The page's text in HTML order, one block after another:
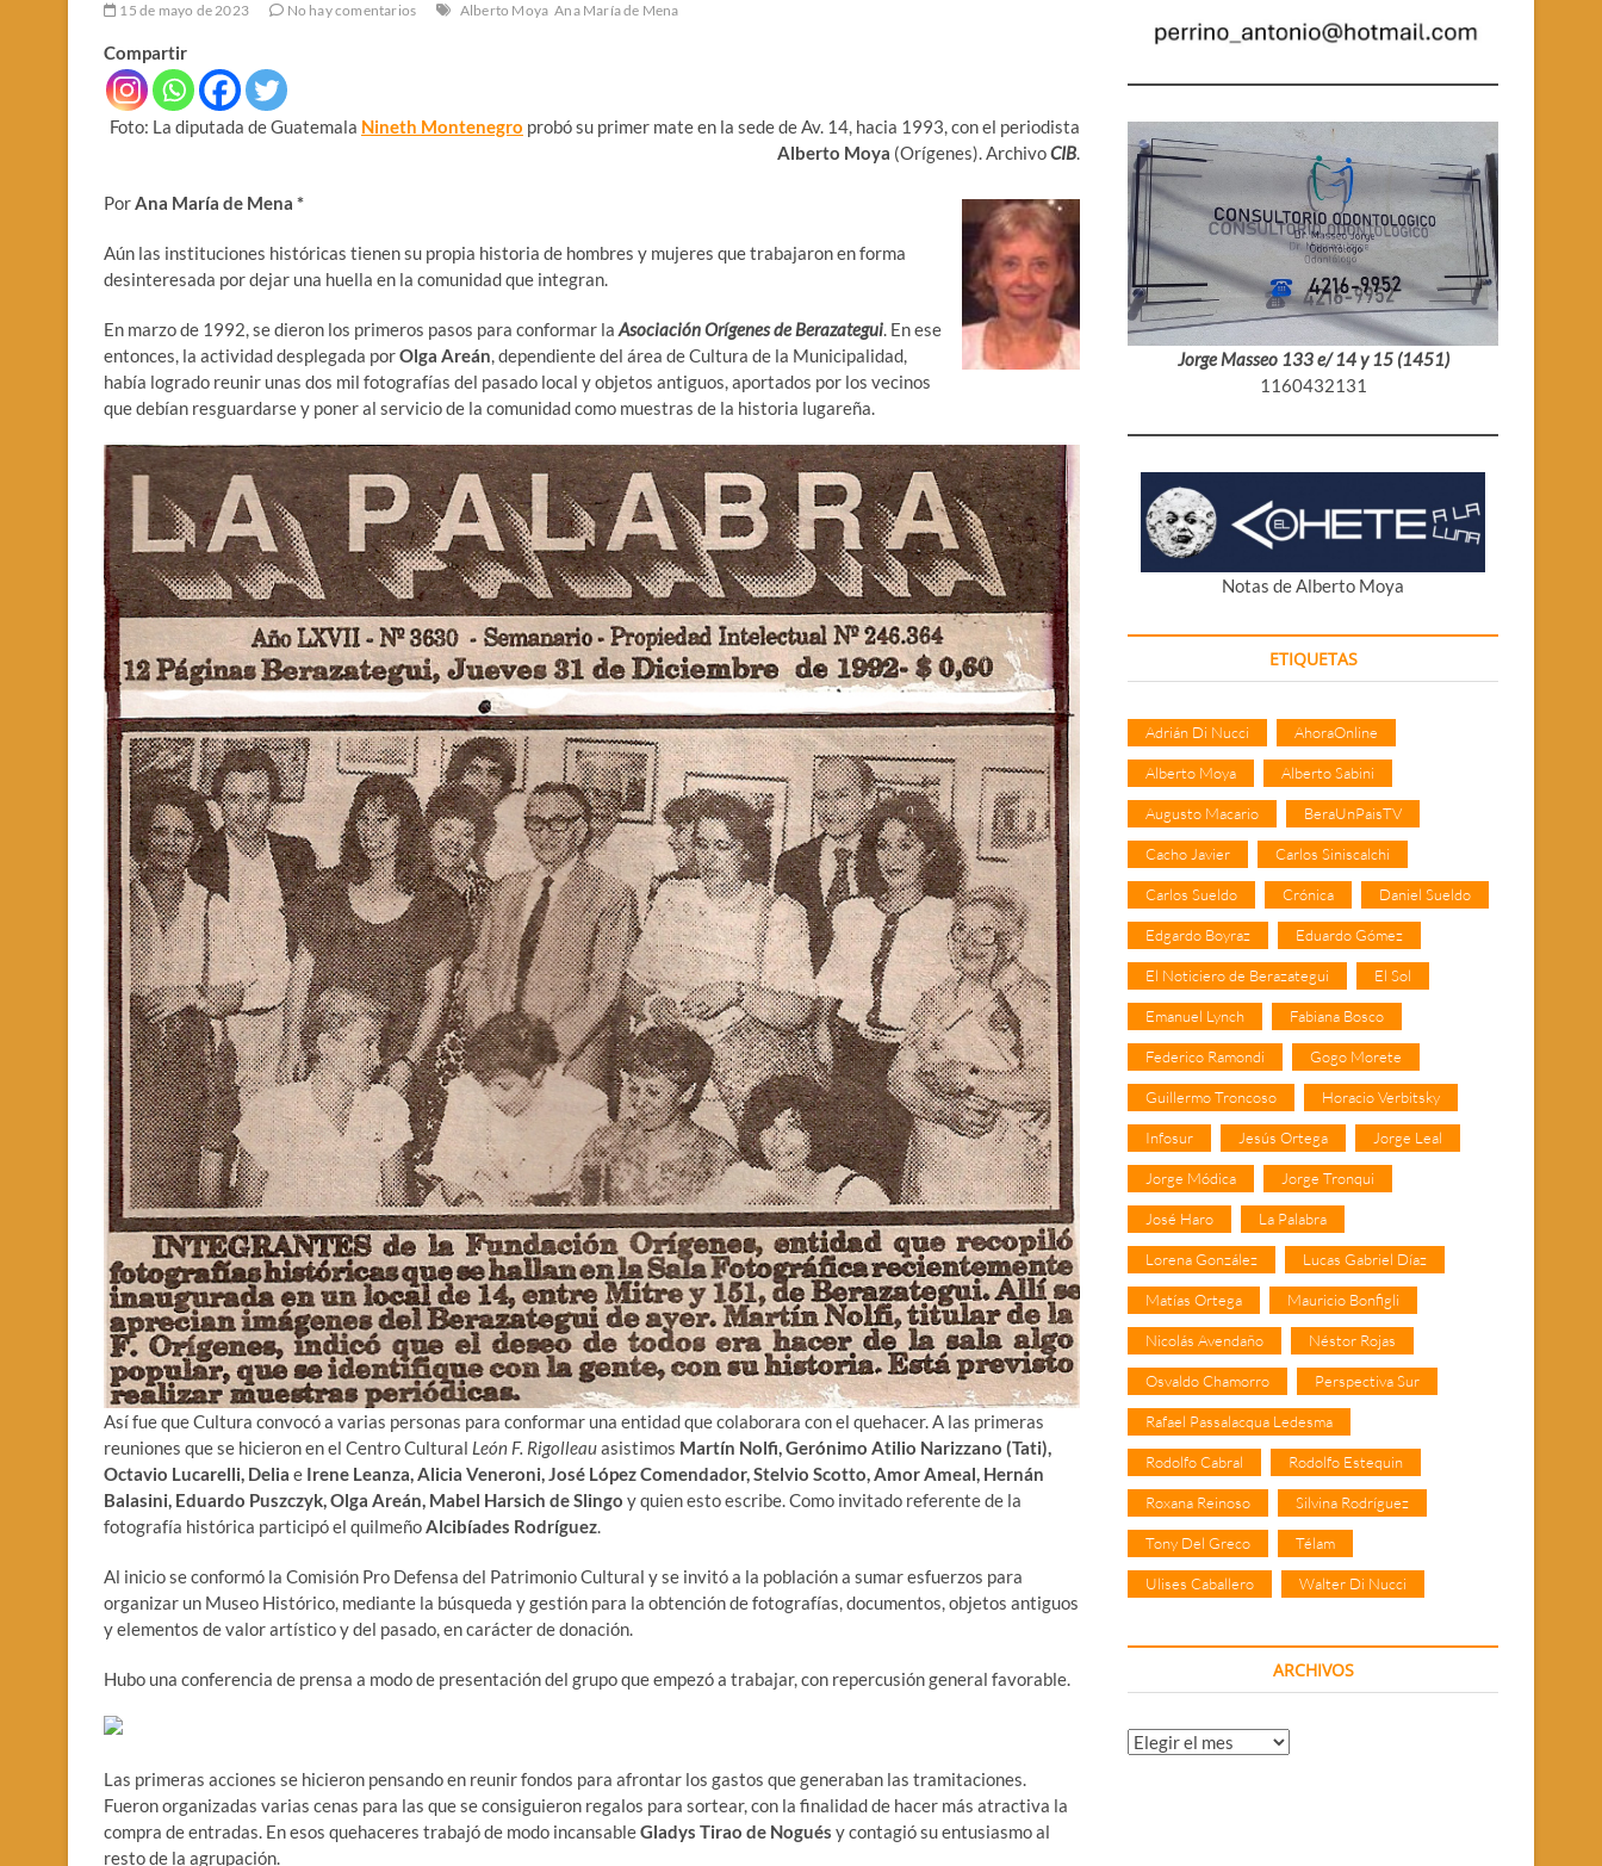
15 de mayo de 2023 No hay comentarios Alberto Moya Ana María de Mena
Compartir
Foto: La diputada de Guatemala Nineth Montenegro probó su primer mate en la sede de Av. 14, hacia 1993, con el periodista
Alberto Moya (Orígenes). ArchivoCIB.
PorAna María de Mena *
Aún las instituciones históricas tienen su propia historia de hombres y mujeres que trabajaron en forma
desinteresada por dejar una huella en la comunidad que integran.
En marzo de 1992, se dieron los primeros pasos para conformar la Asociación Orígenes de Berazategui. En ese
entonces, la actividad desplegada porOlga Areán, dependiente del área de Cultura de la Municipalidad,
había logrado reunir unas dos mil fotografías del pasado local y objetos antiguos, aportados por los vecinos
que debían resguardarse y poner al servicio de la comunidad como muestras de la historia lugareña.
Así fue que Cultura convocó a varias personas para conformar una entidad que colaborara con el quehacer. A las primeras
reuniones que se hicieron en el Centro Cultural León F. Rigolleauasistimos Martín Nolfi, Gerónimo Atilio Narizzano (Tati),
Octavio Lucarelli, Delia e Irene Leanza, Alicia Veneroni, José López Comendador, Stelvio Scotto, Amor Ameal, Hernán
Balasini, Eduardo Puszczyk, Olga Areán, Mabel Harsich de Slingo y quien esto escribe. Como invitado referente de la
fotografía histórica participó el quilmeñoAlcibíades Rodríguez.
Al inicio se conformó la Comisión Pro Defensa del Patrimonio Cultural y se invitó a la población a sumar esfuerzos para
organizar un Museo Histórico, mediante la búsqueda y gestión para la obtención de fotografías, documentos, objetos antiguos
y elementos de valor artístico y del pasado, en carácter de donación.
Hubo una conferencia de prensa a modo de presentación del grupo que empezó a trabajar, con repercusión general favorable.
Las primeras acciones se hicieron pensando en reunir fondos para afrontar los gastos que generaban las tramitaciones.
Fueron organizadas varias cenas para las que se consiguieron regalos para sortear, con la finalidad de hacer más atractiva la
compra de entradas. En esos quehaceres trabajó de modo incansableGladys Tirao de Nogués y contagió su entusiasmo al
resto de la agrupación.
Jorge Masseo 133 e/ 14 y 15 (1451)
1160432131
Notas de Alberto Moya
ETIQUETAS
Adrián Di Nucci AhoraOnline
Alberto Moya Alberto Sabini
Augusto Macario BeraUnPaisTV
Cacho Javier Carlos Siniscalchi
Carlos Sueldo Crónica Daniel Sueldo
Edgardo Boyraz Eduardo Gómez
El Noticiero de Berazategui El Sol
Emanuel Lynch Fabiana Bosco
Federico Ramondi Gogo Morete
Guillermo Troncoso Horacio Verbitsky
Infosur Jesús Ortega Jorge Leal
Jorge Módica Jorge Tronqui
José Haro La Palabra
Lorena González Lucas Gabriel Díaz
Matías Ortega Mauricio Bonfigli
Nicolás Avendaño Néstor Rojas
Osvaldo Chamorro Perspectiva Sur
Rafael Passalacqua Ledesma
Rodolfo Cabral Rodolfo Estequin
Roxana Reinoso Silvina Rodríguez
Tony Del Greco Télam
Ulises Caballero Walter Di Nucci
ARCHIVOS
Archivos